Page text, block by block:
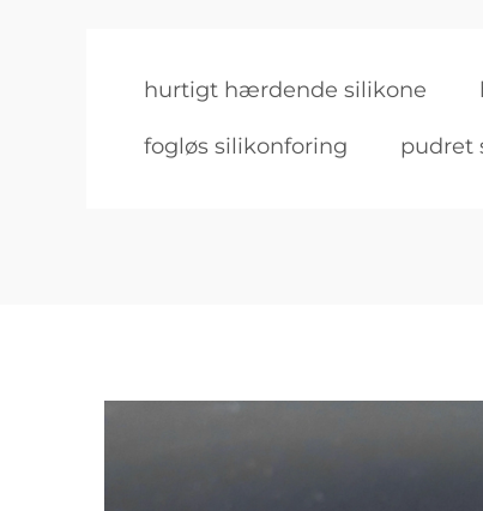
hurtigt hærdende silikone
fogløs silikonforing pudret